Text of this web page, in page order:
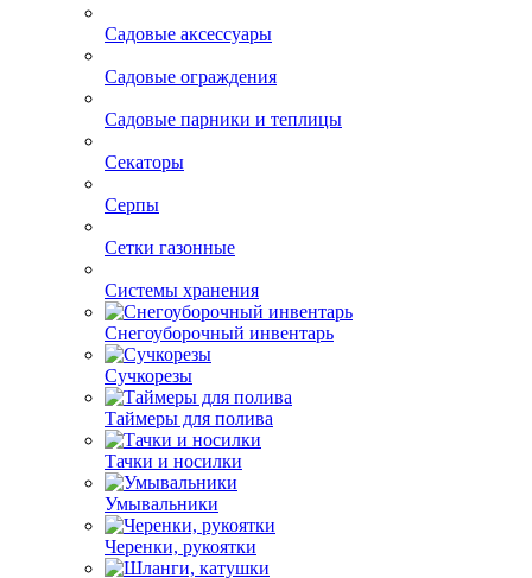
Садовые аксессуары
Садовые ограждения
Садовые парники и теплицы
Секаторы
Серпы
Сетки газонные
Системы хранения
Снегоуборочный инвентарь
Сучкорезы
Таймеры для полива
Тачки и носилки
Умывальники
Черенки, рукоятки